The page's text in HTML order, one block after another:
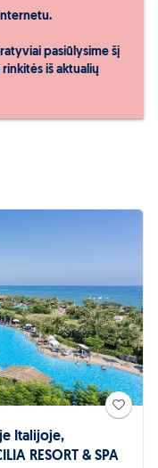
pasiūlysime šį
iš aktualių
Italijoje,
RESORT & SPA